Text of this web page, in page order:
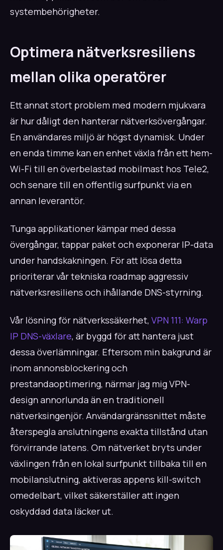
systembehörigheter.
Optimera nätverksresiliens
mellan olika operatörer
Ett annat stort problem med modern mjukvara
är hur dåligt den hanterar nätverksövergångar.
En användares miljö är högst dynamisk. Under
en enda timme kan en enhet växla från ett hem-
Wi-Fi till en överbelastad mobilmast hos Tele2,
och senare till en offentlig surfpunkt via en
annan leverantör.
Tunga applikationer kämpar med dessa
övergångar, tappar paket och exponerar IP-data
under handskakningen. För att lösa detta
prioriterar vår tekniska roadmap aggressiv
nätverksresiliens och ihållande DNS-styrning.
Vår lösning för nätverkssäkerhet, VPN 111: Warp
IP DNS-växlare, är byggd för att hantera just
dessa överlämningar. Eftersom min bakgrund är
inom annonsblockering och
prestandaoptimering, närmar jag mig VPN-
design annorlunda än en traditionell
nätverksingenjör. Användargränssnittet måste
återspegla anslutningens exakta tillstånd utan
förvirrande latens. Om nätverket bryts under
växlingen från en lokal surfpunkt tillbaka till en
mobilanslutning, aktiveras appens kill-switch
omedelbart, vilket säkerställer att ingen
oskyddad data läcker ut.